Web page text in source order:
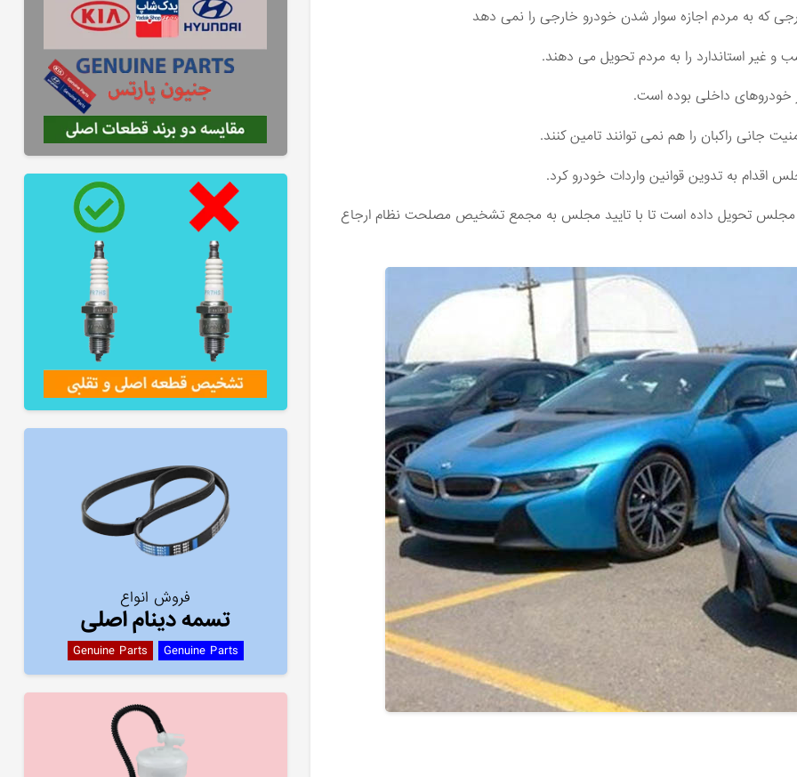
فروش انواع
تسمه دینام اصلی
Genuine Parts Genuine Parts
که به مردم اجازه سوار شدن خودرو خارجی را نمی دهد
و غیر استاندارد را به مردم تحویل می دهند.
خودروهای داخلی بوده است.
جانی راکبان را هم نمی توانند تامین کنند.
اقدام به تدوین قوانین واردات خودرو کرد.
مجلس تحویل داده است تا با تایید مجلس به مجمع تشخیص مصلحت نظام ارجاع